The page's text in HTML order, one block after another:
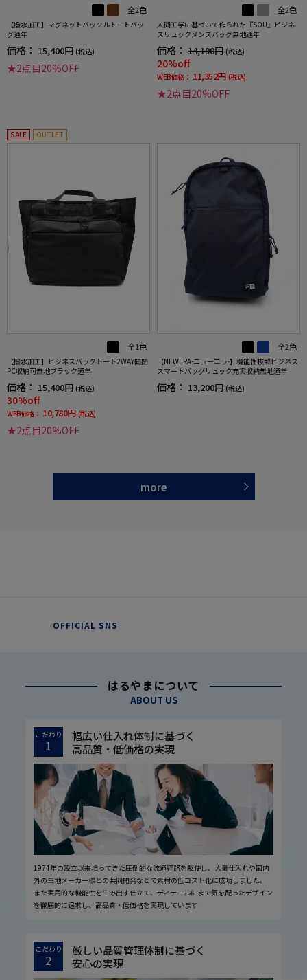
全2色
【撥水加工】マグネットバックルトートバッ
グ通年
価格： 15,400円 (税込)
★2点目20%OFF
全2色
人間工学に基づいて作られた『SOU』ビジネ
スリュックメンズバッグ無地通年
価格： 14,190円 (税込)
20%off
WEB価格： 11,352円 (税込)
★2点目20%OFF
SALE OUTLET
全1色
【撥水加工】ビジネスバックトート2WAY開閉
PC収納可無地ブラック通年
価格： 15,400円 (税込)
30%off
WEB価格： 10,780円 (税込)
★2点目20%OFF
全2色
【NEWERA-ニューエラ-】機能性抜群ビジネス
スマートバッグリュック充実収納無地通年
価格： 13,200円 (税込)
more
OFFICIAL SNS
はるやまについて
ABOUT US
こだわり
1
幅広い仕入れ体制に基づく
高品質・低価格の実現
1974年の設立以来培ってきた圧倒的な流通経路を駆使し、大量仕入れや国内
外の生地メーカー様との共同開発などで素材の低コスト化に成功しました。
また実用的な機能性を生み出す仕立て、ディテールにまで気を配ったデザイン
を徹底的に追求し、高品質・低価格を実現しています
こだわり
2
厳しい品質管理体制に基づく
安心の実現